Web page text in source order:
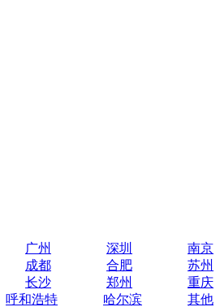
广州 深圳
南京
成都 合肥
苏州
长沙 郑州
重庆
呼和浩特 哈尔滨
其他